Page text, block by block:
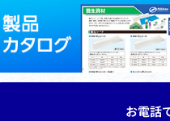
お電話